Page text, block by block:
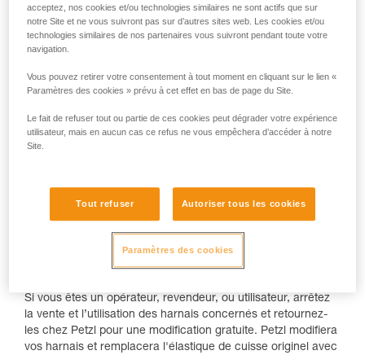
Les produits concernés par ce rappel ont été vendus de
Les harnais Petzl C32 GYM, C29 / C29 N PANDION et
C28AUA-C28ABA PANJI ne sont pas inclus dans ce rappel
volontaire.
Si vous êtes un Opérateur, Revendeur, ou
Utilisateur :
arrêtez les ventes,
arrêtez l’utilisation,
retournez les harnais pour une modification gratuite.
Si vous êtes un opérateur, revendeur, ou utilisateur, arrêtez
la vente et l’utilisation des harnais concernés et retournez-
les chez Petzl pour une modification gratuite. Petzl modifiera
vos harnais et remplacera l'élastique de cuisse originel avec
acceptez, nos cookies et/ou technologies similaires ne sont actifs que sur
notre Site et ne vous suivront pas sur d’autres sites web. Les cookies et/ou
technologies similaires de nos partenaires vous suivront pendant toute votre
navigation.
Vous pouvez retirer votre consentement à tout moment en cliquant sur le lien «
Paramètres des cookies » prévu à cet effet en bas de page du Site.
Le fait de refuser tout ou partie de ces cookies peut dégrader votre expérience
utilisateur, mais en aucun cas ce refus ne vous empêchera d’accéder à notre
Site.
Tout refuser Autoriser tous les cookies
Paramètres des cookies